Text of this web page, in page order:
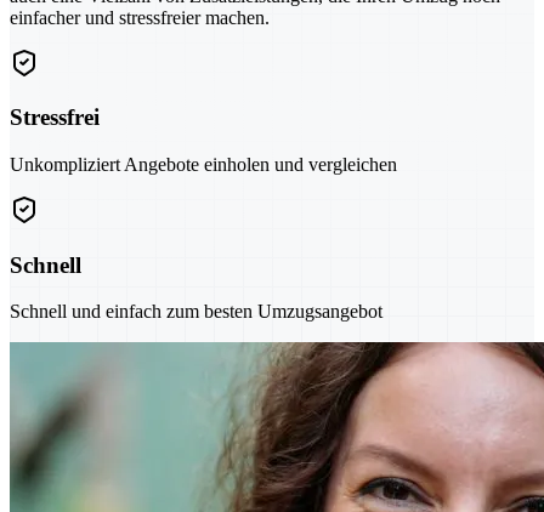
einfacher und stressfreier machen.
Stressfrei
Unkompliziert Angebote einholen und vergleichen
Schnell
Schnell und einfach zum besten Umzugsangebot